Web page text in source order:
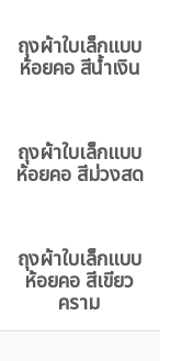
ถุงผ้าใบเล็กแบบ
ห้อยคอ สีน้ำเงิน
ถุงผ้าใบเล็กแบบ
ห้อยคอ สีม่วงสด
ถุงผ้าใบเล็กแบบ
ห้อยคอ สีเขียว
คราม